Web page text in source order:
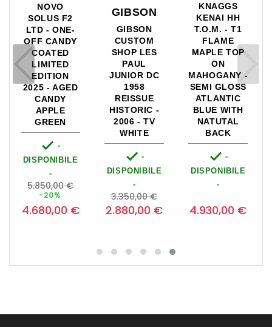
NOVO
SOLUS F2
LTD - ONE-
OFF CANDY
COATED
LIMITED
EDITION
2025 - AGED
CANDY
APPLE
GREEN
 -
DISPONIBILE
-
Prezzo
base
5.850,00 €
-20%
4.680,00 €
GIBSON
GIBSON
CUSTOM
SHOP LES
PAUL
JUNIOR DC
1958
REISSUE
HISTORIC -
2006 - TV
WHITE
 -
DISPONIBILE
-
Prezzo
base
3.350,00 €Prezzo
2.880,00 €
KNAGGS
KENAI HH
T.O.M. - T1
FLAME
MAPLE TOP
ON
MAHOGANY -
SEMI GLOSS
ATLANTIC
BLUE WITH
NATUTAL
BACK
 -
DISPONIBILE
-
4.930,00 €